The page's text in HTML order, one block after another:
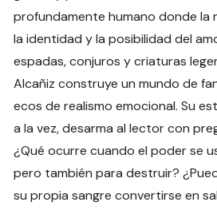
profundamente humano donde la
la identidad y la posibilidad del
espadas, conjuros y criaturas
Alcañiz construye un mundo de
ecos de realismo emocional. Su
a la vez, desarma al lector con
¿Qué ocurre cuando el poder se
pero también para destruir?
su propia sangre convertirse en